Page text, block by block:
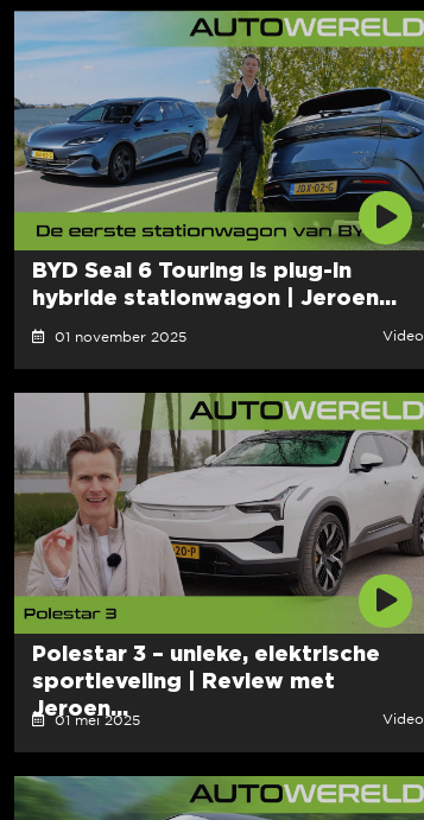
BYD Seal 6 Touring is plug-in
hybride stationwagon | Jeroen...
01 november 2025 Video
Polestar 3 – unieke, elektrische
sportieveling | Review met
Jeroen...
01 mei 2025 Video